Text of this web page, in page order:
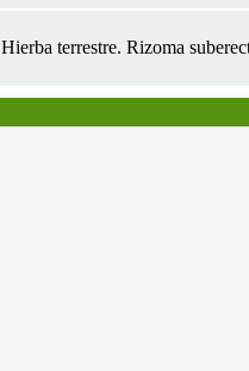
Hierba terrestre. Rizoma